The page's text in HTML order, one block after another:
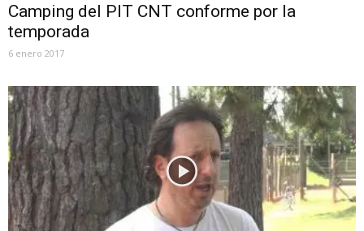
Camping del PIT CNT conforme por la
temporada
6 enero 2017